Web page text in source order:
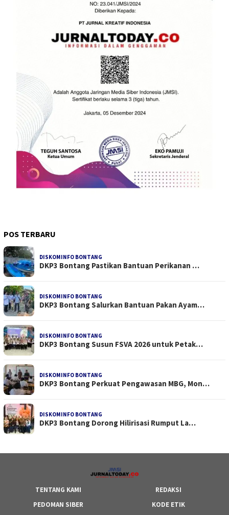
POS TERBARU
DISKOMINFO BONTANG
DKP3 Bontang Pastikan Bantuan Perikanan …
DISKOMINFO BONTANG
DKP3 Bontang Salurkan Bantuan Pakan Ayam…
DISKOMINFO BONTANG
DKP3 Bontang Susun FSVA 2026 untuk Petak…
DISKOMINFO BONTANG
DKP3 Bontang Perkuat Pengawasan MBG, Mon…
DISKOMINFO BONTANG
DKP3 Bontang Dorong Hilirisasi Rumput La…
TENTANG KAMI
REDAKSI
PEDOMAN SIBER
KODE ETIK